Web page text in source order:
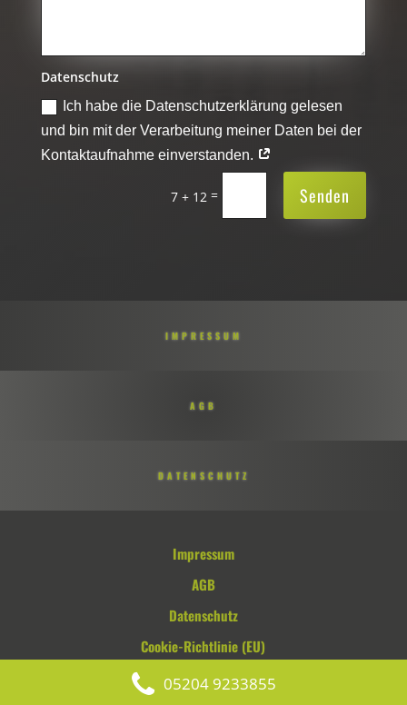
Datenschutz
Ich habe die Datenschutzerklärung gelesen
und bin mit der Verarbeitung meiner Daten bei der
Kontaktaufnahme einverstanden.
7 + 12 = Senden
IMPRESSUM
AGB
DATENSCHUTZ
Impressum
AGB
Datenschutz
Cookie-Richtlinie (EU)
05204 9233855